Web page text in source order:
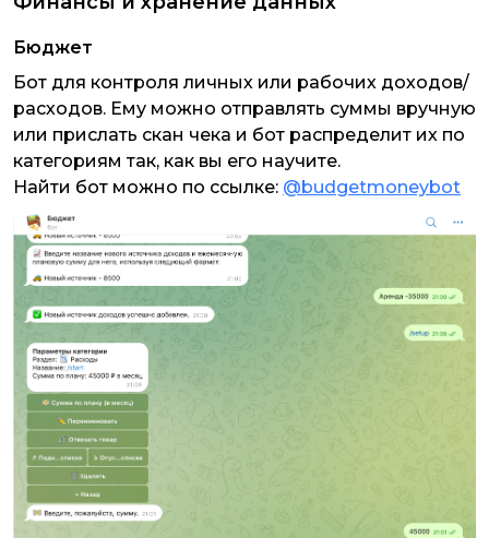
Бюджет
Бот для контроля личных или рабочих доходов/
расходов. Ему можно отправлять суммы вручную
или прислать скан чека и бот распределит их по
категориям так, как вы его научите.
Найти бот можно по ссылке: @budgetmoneybot